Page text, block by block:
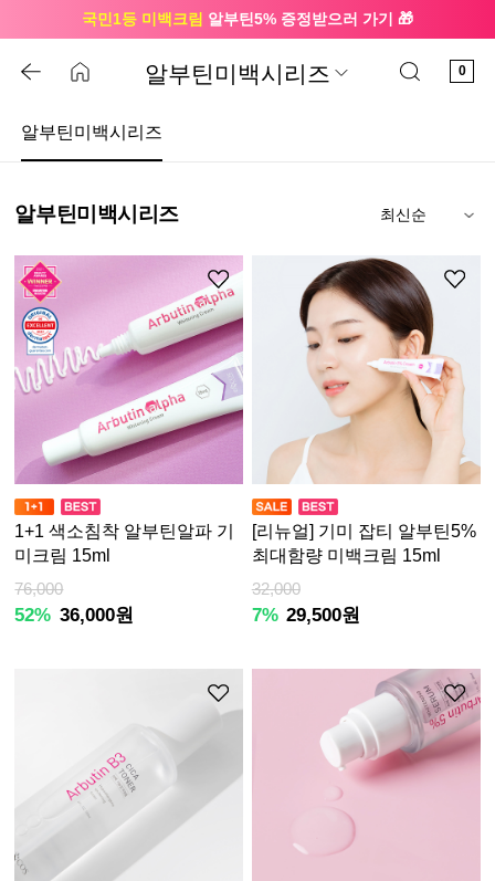
국민1등 미백크림 알부틴5% 증정받으러 가기 🎁
0
알부틴미백시리즈
알부틴미백시리즈
알부틴미백시리즈
1+1 색소침착 알부틴알파 기
미크림 15ml
76,000
52% 36,000원
[리뉴얼] 기미 잡티 알부틴5%
최대함량 미백크림 15ml
32,000
7% 29,500원